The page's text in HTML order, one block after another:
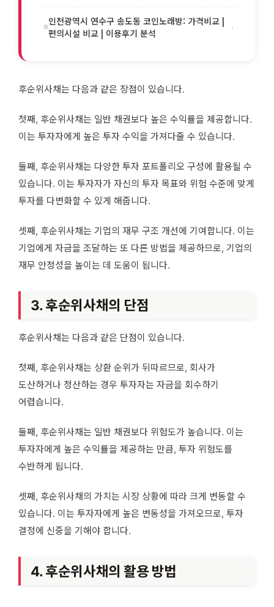
인천광역시 연수구 송도동 코인노래방: 가격비교 |
편의시설 비교 | 이용후기 분석
›
후순위사채는 다음과 같은 장점이 있습니다.
첫째, 후순위사채는 일반 채권보다 높은 수익률을 제공합니다.
이는 투자자에게 높은 투자 수익을 가져다줄 수 있습니다.
둘째, 후순위사채는 다양한 투자 포트폴리오 구성에 활용될 수
있습니다. 이는 투자자가 자신의 투자 목표와 위험 수준에 맞게
투자를 다변화할 수 있게 해줍니다.
셋째, 후순위사채는 기업의 재무 구조 개선에 기여합니다. 이는
기업에게 자금을 조달하는 또 다른 방법을 제공하므로, 기업의
재무 안정성을 높이는 데 도움이 됩니다.
3. 후순위사채의 단점
후순위사채는 다음과 같은 단점이 있습니다.
첫째, 후순위사채는 상환 순위가 뒤따르므로, 회사가
도산하거나 청산하는 경우 투자자는 자금을 회수하기
어렵습니다.
둘째, 후순위사채는 일반 채권보다 위험도가 높습니다. 이는
투자자에게 높은 수익률을 제공하는 만큼, 투자 위험도를
수반하게 됩니다.
셋째, 후순위사채의 가치는 시장 상황에 따라 크게 변동할 수
있습니다. 이는 투자자에게 높은 변동성을 가져오므로, 투자
결정에 신중을 기해야 합니다.
4. 후순위사채의 활용 방법